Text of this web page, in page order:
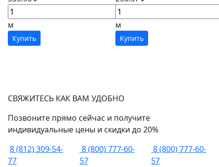
м
Купить
м
Купить
СВЯЖИТЕСЬ КАК ВАМ УДОБНО
Позвоните прямо сейчас и получите
индивидуальные цены и скидки до 20%
8 (812) 309-54-
77
8 (800) 777-60-
57
8 (800) 777-60-
57